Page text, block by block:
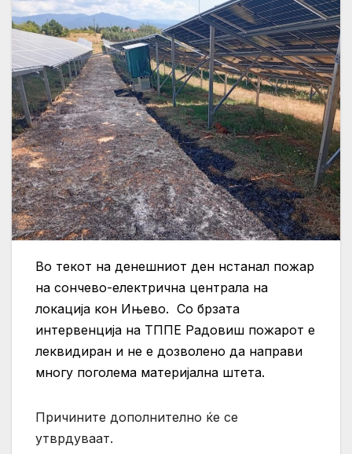
Во текот на денешниот ден нстанал пожар
на сончево-електрична централа на
локација кон Ињево. Со брзата
интервенција на ТППЕ Радовиш пожарот е
леквидиран и не е дозволено да направи
многу поголема материјална штета.
Причините дополнително ќе се
утврдуваат.